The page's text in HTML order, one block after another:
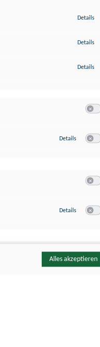
Details
Details
Details
Details zu
Details zu
Alles akzeptieren